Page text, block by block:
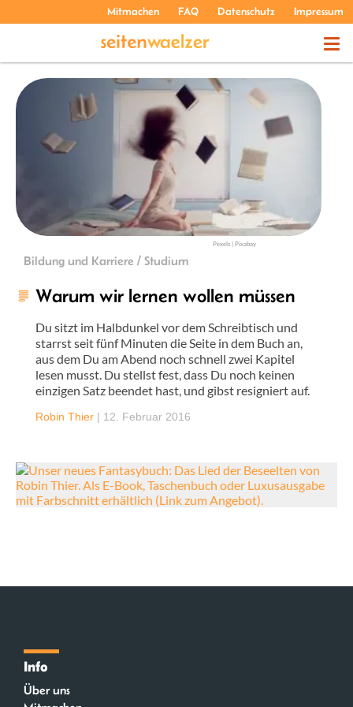
Mitmachen FAQ Datenschutz Impressum
THEMEN
PODCASTS
ÜBER UNS
Pexels | Pixabay
Bildung und Karriere / Studium
Warum wir lernen wollen müssen
Du sitzt im Halbdunkel vor dem Schreibtisch und
starrst seit fünf Minuten die Seite in dem Buch an,
aus dem Du am Abend noch schnell zwei Kapitel
lesen musst. Du stellst fest, dass Du noch keinen
einzigen Satz beendet hast, und gibst resigniert auf.
Robin Thier | 12. Februar 2016
Info
Über uns